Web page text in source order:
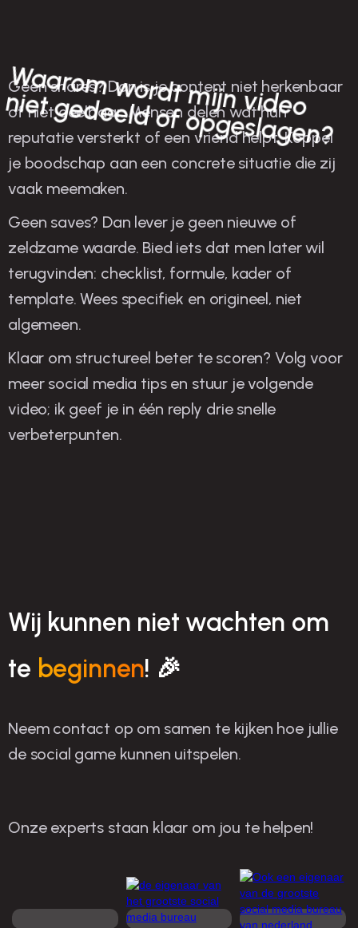
W
aarom
w
ord
t m
ijn vid
eo
niet ged
eeld
of op
geslagen?
Geen shares? Dan is je content niet herkenbaar
of niet deelbaar. Mensen delen wat hun
reputatie versterkt of een vriend helpt. Koppel
je boodschap aan een concrete situatie die zij
vaak meemaken.
Geen saves? Dan lever je geen nieuwe of
zeldzame waarde. Bied iets dat men later wil
terugvinden: checklist, formule, kader of
template. Wees specifiek en origineel, niet
algemeen.
Klaar om structureel beter te scoren? Volg voor
meer social media tips en stuur je volgende
video; ik geef je in één reply drie snelle
verbeterpunten.
Wij kunnen niet wachten om
te beginnen! 🎉
Neem contact op om samen te kijken hoe jullie
de social game kunnen uitspelen.
Onze experts staan klaar om jou te helpen!